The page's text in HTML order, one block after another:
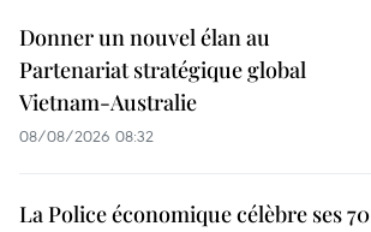
Donner un nouvel élan au
Partenariat stratégique global
Vietnam-Australie
08/08/2026 08:32
La Police économique célèbre ses 70